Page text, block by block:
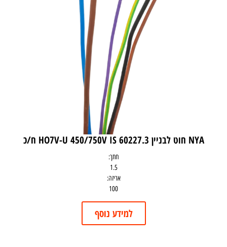
NYA חוט לבניין HO7V-U 450/750V IS 60227.3 ח/כ
חתך:
1.5
אריזה:
100
למידע נוסף